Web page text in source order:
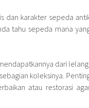
dan karakter sepeda
tahu sepeda mana
dari
koleksinya.
atau restorasi